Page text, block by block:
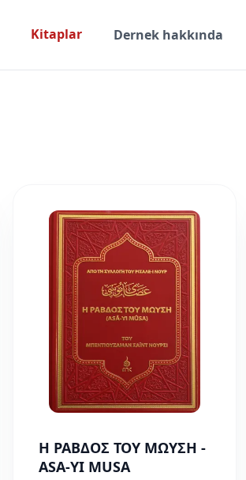
Kitaplar Dernek hakkında
Η ΡΑΒΔΟΣ ΤΟΥ ΜΩΥΣΗ -
ASA-YI MUSA